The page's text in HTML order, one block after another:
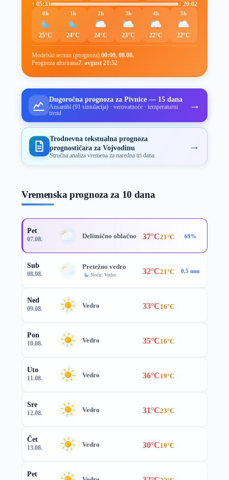
↑ 05:33
↓ 20:02
0h
25°C
1h
24°C
2h
24°C
3h
23°C
4h
22°C
5h
22°C
Modelski termin (prognoza):00:00, 08.08.
Prognoza ažurirana7. avgust 21:52
Dugoročna prognoza za Pivnice — 15 dana
Ansambl (91 simulacija) · verovatnoće · temperaturni
trend
→
Trodnevna tekstualna prognoza
prognostičara za Vojvodinu
Stručna analiza vremena za naredna tri dana
→
Vremenska prognoza za 10 dana
Pet
07.08. Delimično oblačno 37°C21°C 69%
Sub
08.08.
Pretežno vedro
Noću: Vedro 32°C21°C 0.5 mm
Ned
09.08. Vedro 33°C16°C
Pon
10.08. Vedro 35°C16°C
Uto
11.08. Vedro 36°C19°C
Sre
12.08. Vedro 31°C23°C
Čet
13.08. Vedro 30°C19°C
Pet